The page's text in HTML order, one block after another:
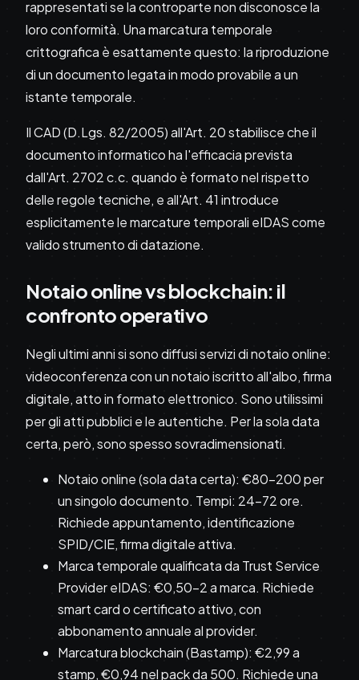
rappresentati se la controparte non disconosce la
loro conformità. Una marcatura temporale
crittografica è esattamente questo: la riproduzione
di un documento legata in modo provabile a un
istante temporale.
Il CAD (D.Lgs. 82/2005) all'Art. 20 stabilisce che il
documento informatico ha l'efficacia prevista
dall'Art. 2702 c.c. quando è formato nel rispetto
delle regole tecniche, e all'Art. 41 introduce
esplicitamente le marcature temporali eIDAS come
valido strumento di datazione.
Notaio online vs blockchain: il
confronto operativo
Negli ultimi anni si sono diffusi servizi di notaio online:
videoconferenza con un notaio iscritto all'albo, firma
digitale, atto in formato elettronico. Sono utilissimi
per gli atti pubblici e le autentiche. Per la sola data
certa, però, sono spesso sovradimensionati.
Notaio online (sola data certa): €80-200 per
un singolo documento. Tempi: 24-72 ore.
Richiede appuntamento, identificazione
SPID/CIE, firma digitale attiva.
Marca temporale qualificata da Trust Service
Provider eIDAS: €0,50-2 a marca. Richiede
smart card o certificato attivo, con
abbonamento annuale al provider.
Marcatura blockchain (Bastamp): €2,99 a
stamp, €0,94 nel pack da 500. Richiede una